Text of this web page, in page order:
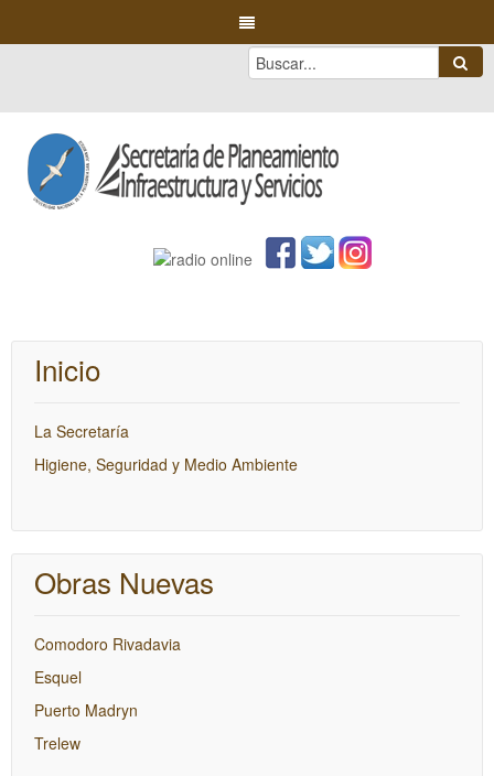
Inicio
La Secretaría
Higiene, Seguridad y Medio Ambiente
Obras Nuevas
Comodoro Rivadavia
Esquel
Puerto Madryn
Trelew